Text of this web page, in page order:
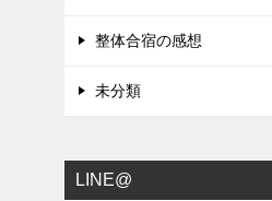
整体合宿の感想
未分類
LINE@